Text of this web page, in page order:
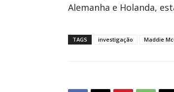
Alemanha e Holanda,
TAGS investigação Maddie